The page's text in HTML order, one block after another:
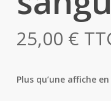
25,00 €
Plus qu’une affiche